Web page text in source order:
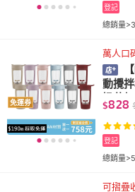
總銷量
登記
免運券
萬人口
動攪
奶昔
$828
總銷量
登記
可摺疊